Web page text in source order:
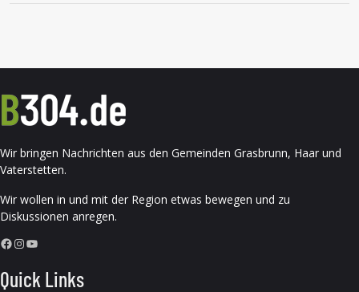
Wir bringen Nachrichten aus den Gemeinden Grasbrunn, Haar und
Vaterstetten.
Wir wollen in und mit der Region etwas bewegen und zu
Diskussionen anregen.
Facebook InstagramYouTube
Quick Links